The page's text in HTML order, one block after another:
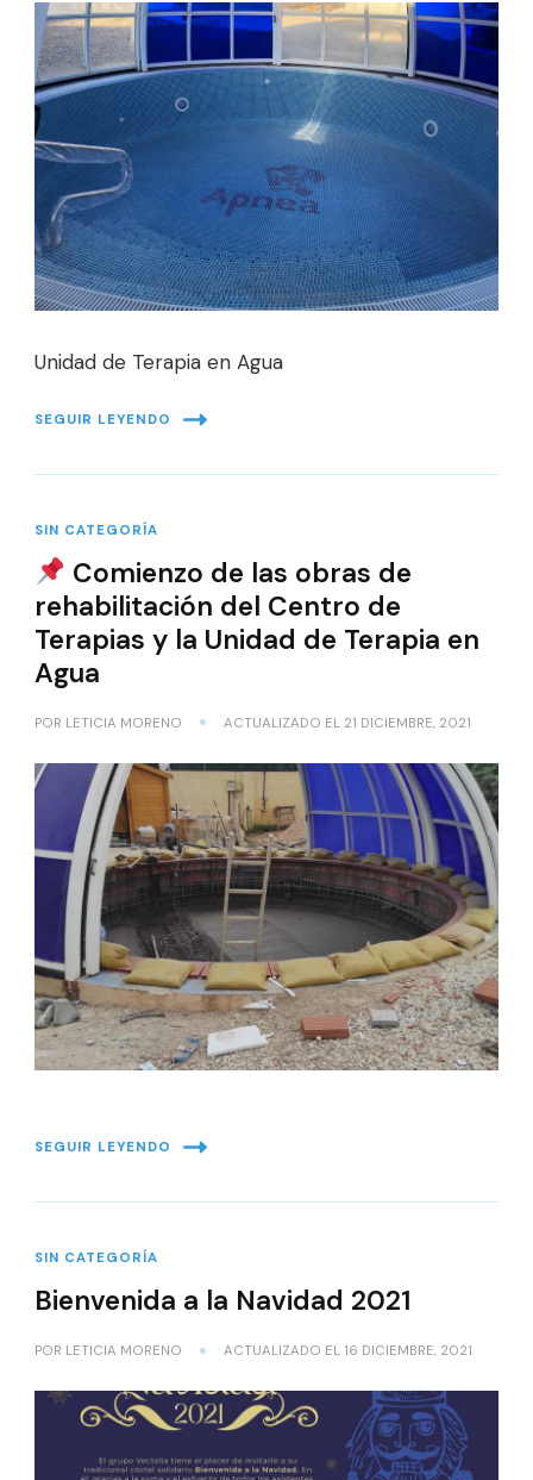
Unidad de Terapia en Agua
SEGUIR LEYENDO
SIN CATEGORÍA
Comienzo de las obras de
rehabilitación del Centro de
Terapias y la Unidad de Terapia en
Agua
POR LETICIA MORENO ACTUALIZADO EL 21 DICIEMBRE, 2021
SEGUIR LEYENDO
SIN CATEGORÍA
Bienvenida a la Navidad 2021
POR LETICIA MORENO ACTUALIZADO EL 16 DICIEMBRE, 2021